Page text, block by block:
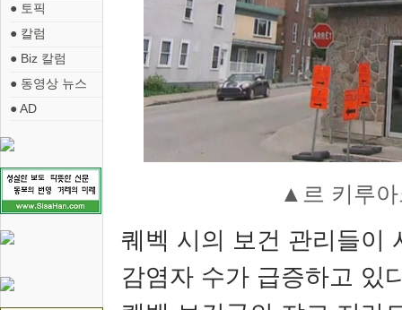
● 토픽
● 칼럼
● Biz 칼럼
● 동영상 뉴스
● AD
▲ 르 키루
퀘벡 시의 보건 관리들이
감염자 수가 급증하고 있